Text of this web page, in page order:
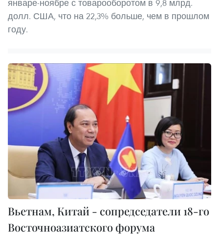
январе-ноябре с товарооборотом в 9,8 млрд.
долл. США, что на 22,3% больше, чем в прошлом
году.
Вьетнам, Китай - сопредседатели 18-го
Восточноазиатского форума